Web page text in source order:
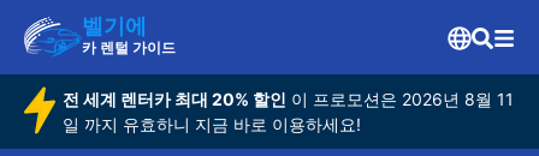
벨기에
카 렌털 가이드
전 세계 렌터카 최대 20% 할인 이 프로모션은 2026년 8월 11
일 까지 유효하니 지금 바로 이용하세요!